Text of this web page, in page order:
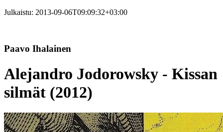
Julkaistu: 2013-09-06T09:09:32+03:00
Paavo Ihalainen
Alejandro Jodorowsky - Kissan
silmät (2012)